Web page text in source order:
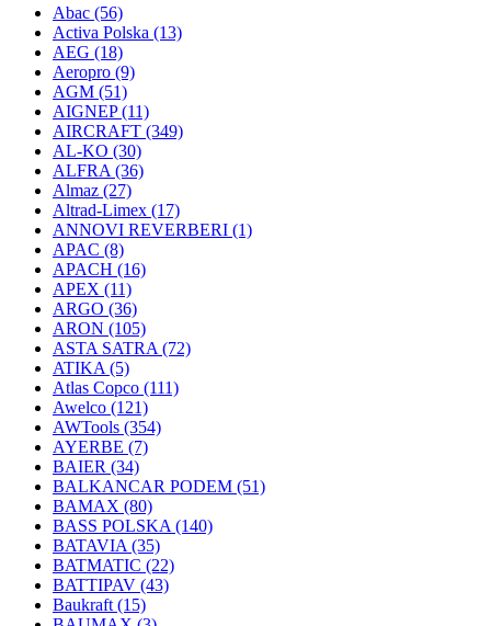
Abac (56)
Activa Polska (13)
AEG (18)
Aeropro (9)
AGM (51)
AIGNEP(11)
AIRCRAFT (349)
AL-KO (30)
ALFRA (36)
Almaz (27)
Altrad-Limex (17)
ANNOVI REVERBERI (1)
APAC (8)
APACH (16)
APEX (11)
ARGO (36)
ARON (105)
ASTA SATRA (72)
ATIKA (5)
Atlas Copco (111)
Awelco (121)
AWTools (354)
AYERBE (7)
BAIER (34)
BALKANCAR PODEM (51)
BAMAX (80)
BASS POLSKA (140)
BATAVIA (35)
BATMATIC (22)
BATTIPAV (43)
Baukraft (15)